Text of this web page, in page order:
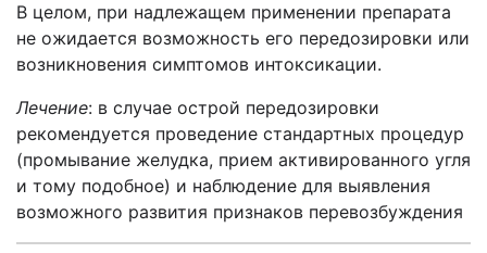
В целом, при надлежащем применении препарата
не ожидается возможность его передозировки или
возникновения симптомов интоксикации.
Лечение: в случае острой передозировки
рекомендуется проведение стандартных процедур
(промывание желудка, прием активированного угля
и тому подобное) и наблюдение для выявления
возможного развития признаков перевозбуждения